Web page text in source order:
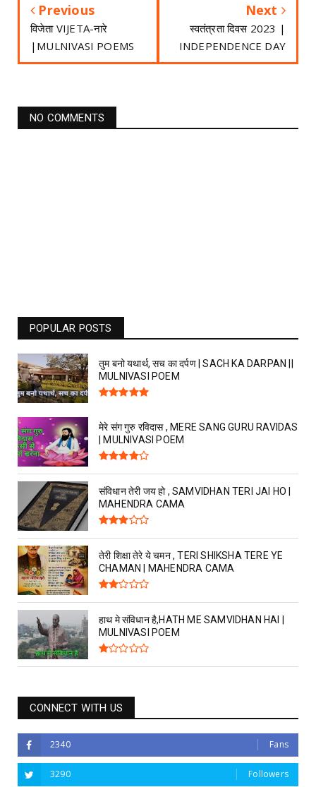
Previous
विजेता VIJETA-नारे
|MULNIVASI POEMS
Next
स्वतंत्रता दिवस 2023 |
INDEPENDENCE DAY
NO COMMENTS
POPULAR POSTS
तुम बनो यथार्थ, सच का दर्पण | SACH KA DARPAN ||
MULNIVASI POEM
मेरे संग गुरु रविदास , MERE SANG GURU RAVIDAS
| MULNIVASI POEM
संविधान तेरी जय हो , SAMVIDHAN TERI JAI HO |
MAHENDRA CAMA
तेरी शिक्षा तेरे ये चमन , TERI SHIKSHA TERE YE
CHAMAN | MAHENDRA CAMA
हाथ मे संविधान है,HATH ME SAMVIDHAN HAI |
MULNIVASI POEM
CONNECT WITH US
2340 Fans
3290 Followers